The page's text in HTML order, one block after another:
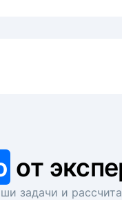
от
задачи и